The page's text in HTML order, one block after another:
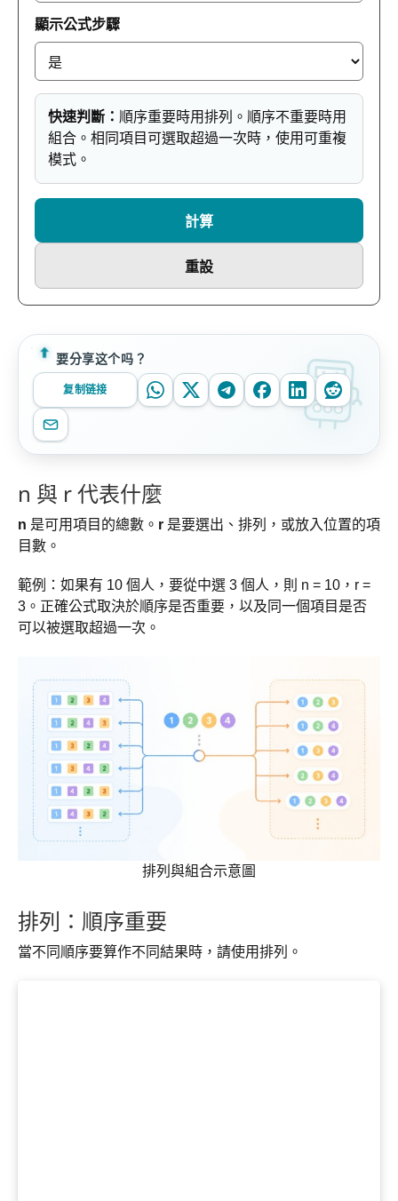
顯示公式步驟
快速判斷： 順序重要時用排列。順序不重要時用
組合。相同項目可選取超過一次時，使用可重複
模式。
計算
重設
要分享这个吗？
复制链接
n 與 r 代表什麼
n 是可用項目的總數。 r 是要選出、排列，或放入位置的項
目數。
範例：如果有 10 個人，要從中選 3 個人，則 n = 10，r =
3。正確公式取決於順序是否重要，以及同一個項目是否
可以被選取超過一次。
排列與組合示意圖
排列：順序重要
當不同順序要算作不同結果時，請使用排列。